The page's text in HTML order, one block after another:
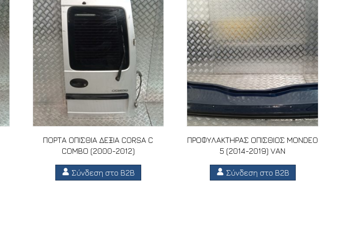
ΠΟΡΤΑ ΟΠΙΣΘΙΑ ΔΕΞΙΑ CORSA C
COMBO (2000-2012)
Σύνδεση στο B2B
ΠΡΟΦΥΛΑΚΤΗΡΑΣ ΟΠΙΣΘΙΟΣ MONDEO
5 (2014-2019) VAN
Σύνδεση στο B2B